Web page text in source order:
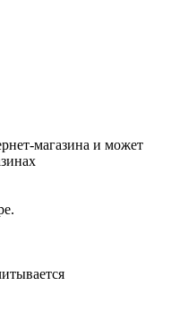
магазина и может